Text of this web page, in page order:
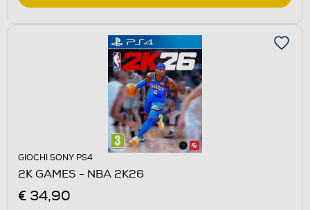
GIOCHI SONY PS4
2K GAMES - NBA 2K26
€ 34,90